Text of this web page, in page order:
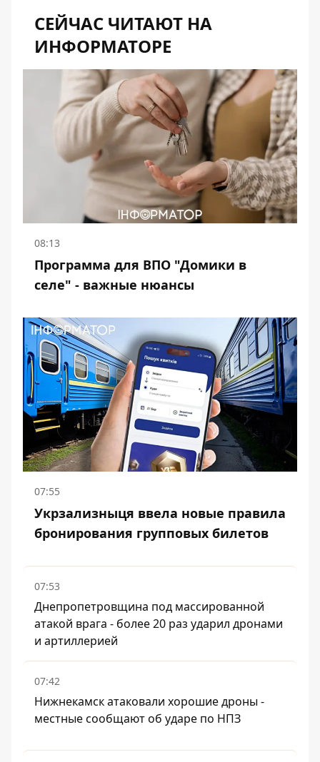
СЕЙЧАС ЧИТАЮТ НА
ИНФОРМАТОРЕ
08:13
Программа для ВПО "Домики в
селе" - важные нюансы
07:55
Укрзализныця ввела новые правила
бронирования групповых билетов
07:53
Днепропетровщина под массированной
атакой врага - более 20 раз ударил дронами
и артиллерией
07:42
Нижнекамск атаковали хорошие дроны -
местные сообщают об ударе по НПЗ